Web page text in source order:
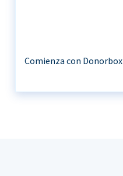
Comienza con Donorbox